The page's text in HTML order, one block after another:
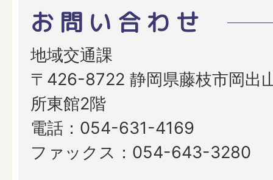
お問い合わせ
地域交通課
〒426-8722 静岡県藤枝市岡出
所東館2階
電話：054-631-4169
ファックス：054-643-3280